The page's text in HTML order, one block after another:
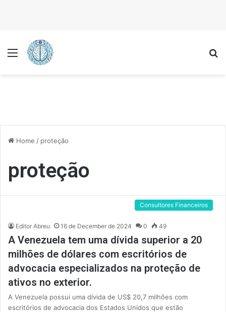
Menu
Home / proteção
proteção
Consultores Financeiros
Editor Abreu 16 de December de 2024 0 49
A Venezuela tem uma dívida superior a 20
milhões de dólares com escritórios de
advocacia especializados na proteção de
ativos no exterior.
A Venezuela possui uma dívida de US$ 20,7 milhões com
escritórios de advocacia dos Estados Unidos que estão